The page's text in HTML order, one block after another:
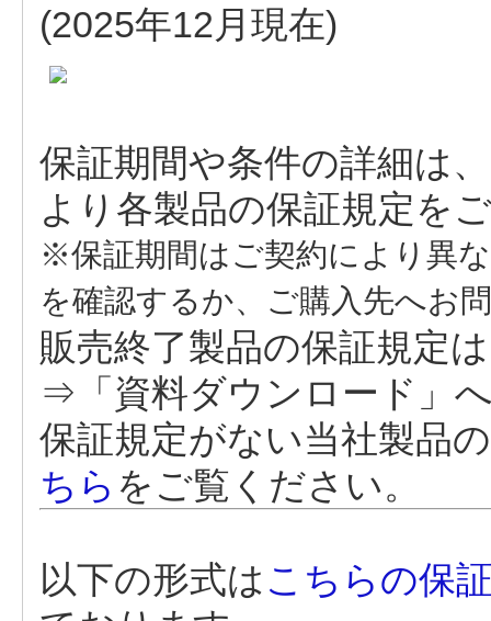
(2025年12月現在)
保証期間や条件の詳細は、
より各製品の保証規定を
※保証期間はご契約により異
を確認するか、ご購入先へお
販売終了製品の保証規定
⇒「資料ダウンロード」
保証規定がない当社製品
ちら をご覧ください。
以下の形式は こちらの保